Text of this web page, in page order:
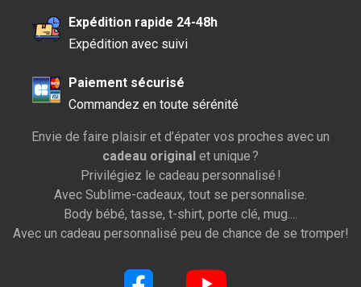
Expédition rapide 24-48h
Expédition avec suivi
Paiement sécurisé
Commandez en toute sérénité
Envie de faire plaisir et d’épater vos proches avec un
cadeau original et unique ?
Privilégiez le cadeau personnalisé !
Avec Sublime-cadeaux, tout se personnalise.
Body bébé, tasse, t-shirt, porte clé, mug....
Avec un cadeau personnalisé peu de chance de se tromper!